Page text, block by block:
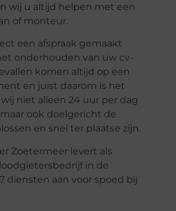
wij u altijd helpen met een
of monteur.
een afspraak gemaakt
onderhouden van uw cv-
komen altijd op een
en juist daarom is het
niet alleen 24 uur per dag
ook doelgericht de
en snel ter plaatse zijn.
Zoetermeer levert als
in de
diensten aan voor spoed bij